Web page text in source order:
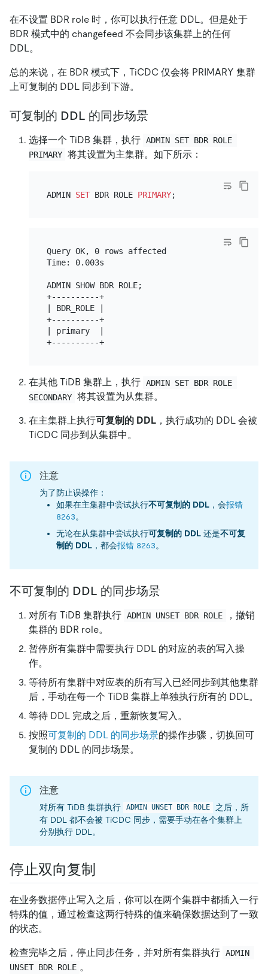
在不设置 BDR role 时，你可以执行任意 DDL。但是处于
BDR 模式中的 changefeed 不会同步该集群上的任何
DDL。
总的来说，在 BDR 模式下，TiCDC 仅会将 PRIMARY 集群
上可复制的 DDL 同步到下游。
可复制的 DDL 的同步场景
选择一个 TiDB 集群，执行 ADMIN SET BDR ROLE
PRIMARY 将其设置为主集群。如下所示：
ADMIN SET BDR ROLE PRIMARY
Query OK, 0 rows affected
Time: 0.003s
ADMIN SHOW BDR ROLE;
+----------+
| BDR_ROLE |
+----------+
| primary  |
+----------+
在其他 TiDB 集群上，执行 ADMIN SET BDR ROLE
SECONDARY 将其设置为从集群。
在主集群上执行可复制的 DDL ，执行成功的 DDL 会被
TiCDC 同步到从集群中。
注意
为了防止误操作：
如果在主集群中尝试执行不可复制的 DDL ，会报错
8263。
无论在从集群中尝试执行可复制的 DDL 还是不可复
制的 DDL ，都会报错 8263。
不可复制的 DDL 的同步场景
对所有 TiDB 集群执行 ADMIN UNSET BDR ROLE
，撤销
集群的 BDR role。
暂停所有集群中需要执行 DDL 的对应的表的写入操
作。
等待所有集群中对应表的所有写入已经同步到其他集群
后，手动在每一个 TiDB 集群上单独执行所有的 DDL。
等待 DDL 完成之后，重新恢复写入。
按照可复制的 DDL 的同步场景的操作步骤，切换回可
复制的 DDL 的同步场景。
注意
对所有 TiDB 集群执行 ADMIN UNSET BDR ROLE
之后，所
有 DDL 都不会被 TiCDC 同步，需要手动在各个集群上
分别执行 DDL。
停止双向复制
在业务数据停止写入之后，你可以在两个集群中都插入一行
特殊的值，通过检查这两行特殊的值来确保数据达到了一致
的状态。
检查完毕之后，停止同步任务，并对所有集群执行 ADMIN
UNSET BDR ROLE 。